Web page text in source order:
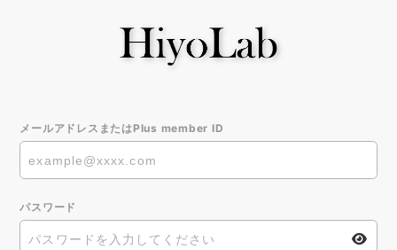
メールアドレスまたはPlus member ID
パスワード